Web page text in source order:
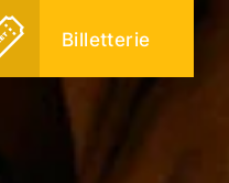
Billetterie